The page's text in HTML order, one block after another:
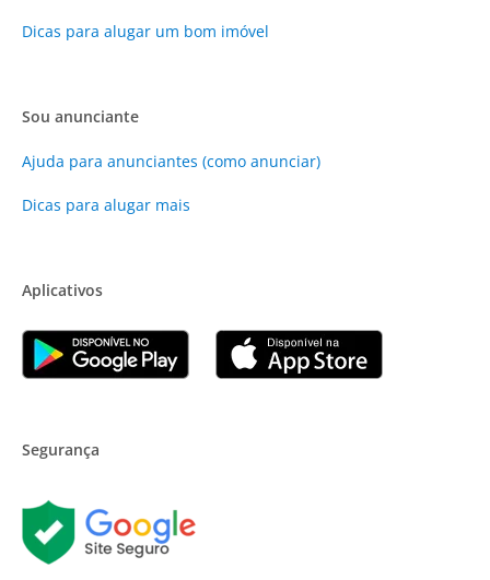
Dicas para alugar um bom imóvel
Sou anunciante
Ajuda para anunciantes (como anunciar)
Dicas para alugar mais
Aplicativos
Segurança